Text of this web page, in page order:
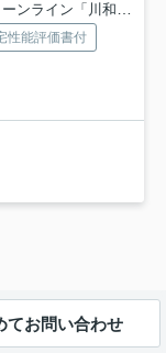
「川和町」駅 バス6分 「谷本小学校入口」 停歩14分
性能評価書付
てお問い合わせ